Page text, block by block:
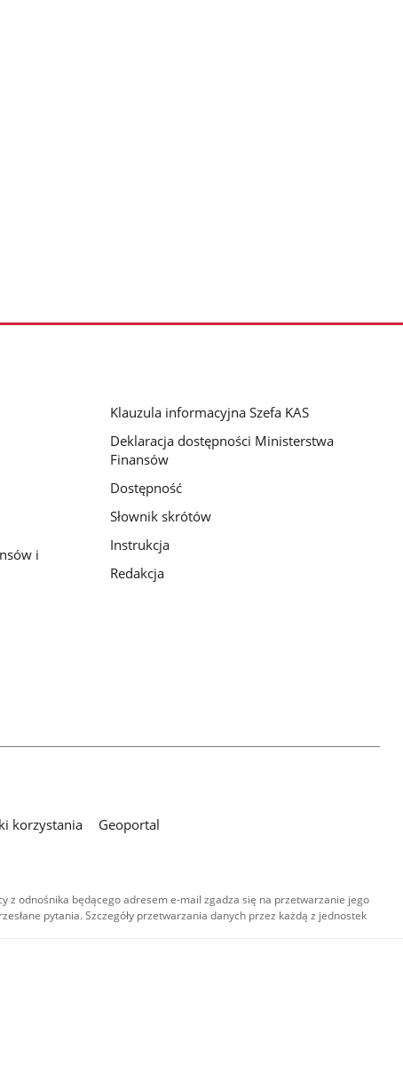
i
Klauzula informacyjna Szefa KAS
Deklaracja dostępności Ministerstwa
Finansów
Dostępność
Słownik skrótów
Instrukcja
Redakcja
korzystania
Geoportal
z odnośnika będącego adresem e-mail zgadza się na przetwarzanie jego
pytania. Szczegóły przetwarzania danych przez każdą z jednostek